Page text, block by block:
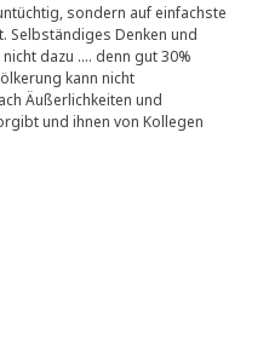
sondern auf einfachste
Selbständiges Denken und
dazu …. denn gut 30%
kann nicht
Äußerlichkeiten und
und ihnen von Kollegen